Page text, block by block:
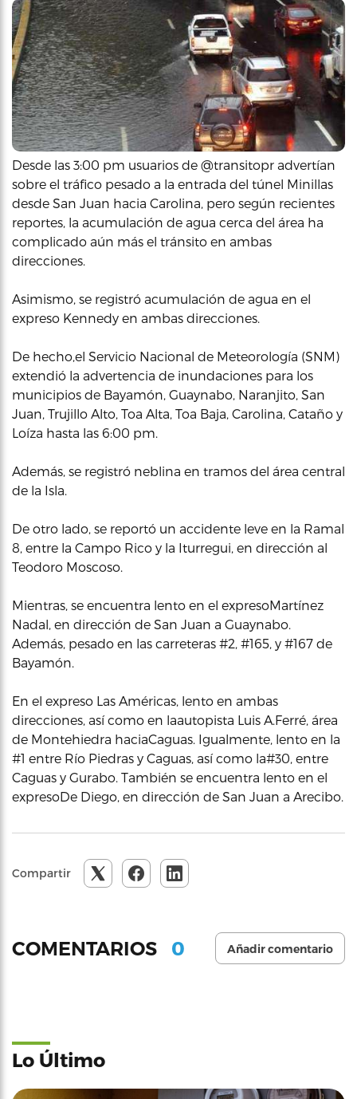
Desde las 3:00 pm usuarios de @transitopr advertían
sobre el tráfico pesado a la entrada del túnel Minillas
desde San Juan hacia Carolina, pero según recientes
reportes, la acumulación de agua cerca del área ha
complicado aún más el tránsito en ambas
direcciones.
Asimismo, se registró acumulación de agua en el
expreso Kennedy en ambas direcciones.
De hecho,el Servicio Nacional de Meteorología (SNM)
extendió la advertencia de inundaciones para los
municipios de Bayamón, Guaynabo, Naranjito, San
Juan, Trujillo Alto, Toa Alta, Toa Baja, Carolina, Cataño y
Loíza hasta las 6:00 pm.
Además, se registró neblina en tramos del área central
de la Isla.
De otro lado, se reportó un accidente leve en la Ramal
8, entre la Campo Rico y la Iturregui, en dirección al
Teodoro Moscoso.
Mientras, se encuentra lento en el expresoMartínez
Nadal, en dirección de San Juan a Guaynabo.
Además, pesado en las carreteras #2, #165, y #167 de
Bayamón.
En el expreso Las Américas, lento en ambas
direcciones, así como en laautopista Luis A.Ferré, área
de Montehiedra haciaCaguas. Igualmente, lento en la
#1 entre Río Piedras y Caguas, así como la#30, entre
Caguas y Gurabo. También se encuentra lento en el
expresoDe Diego, en dirección de San Juan a Arecibo.
Compartir
COMENTARIOS 0 Añadir comentario
Lo Último